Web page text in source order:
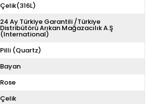
Çelik(316L)
24 Ay Türkiye Garantili /Türkiye
Distribütörü Arıkan Mağazacılık A.Ş
(International)
Pilli (Quartz)
Bayan
Rose
Çelik